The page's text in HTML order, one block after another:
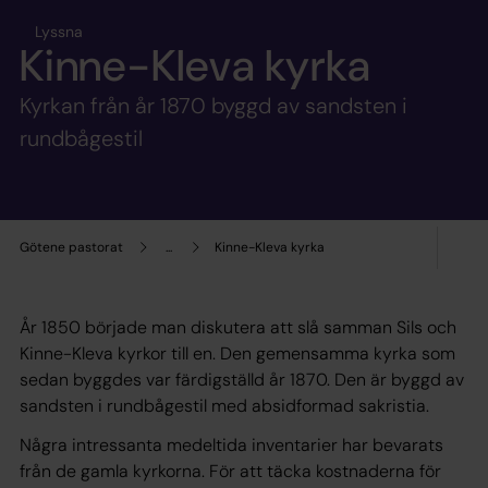
Götene pastorat ... Kinne-Kleva kyrka
Lyssna
Kinne-Kleva kyrka
Kyrkan från år 1870 byggd av sandsten i
rundbågestil
År 1850 började man diskutera att slå samman Sils och
Kinne-Kleva kyrkor till en. Den gemensamma kyrka som
sedan byggdes var färdigställd år 1870. Den är byggd av
sandsten i rundbågestil med absidformad sakristia.
Några intressanta medeltida inventarier har bevarats
från de gamla kyrkorna. För att täcka kostnaderna för